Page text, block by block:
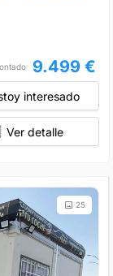
9.499 €
interesado
Ver detalle
25